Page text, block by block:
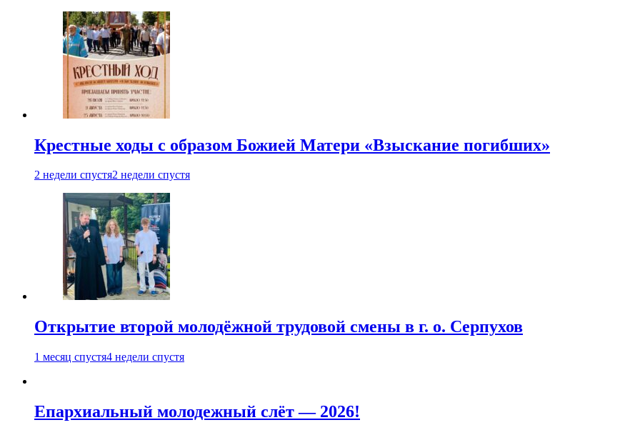
Крестные ходы с образом Божией Матери «Взыскание погибших»
2 недели спустя2 недели спустя
Открытие второй молодёжной трудовой смены в г. о. Серпухов
1 месяц спустя4 недели спустя
Епархиальный молодежный слёт — 2026!